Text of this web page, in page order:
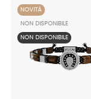
NOVITÀ
NON DISPONIBILE
NON DISPONIBILE